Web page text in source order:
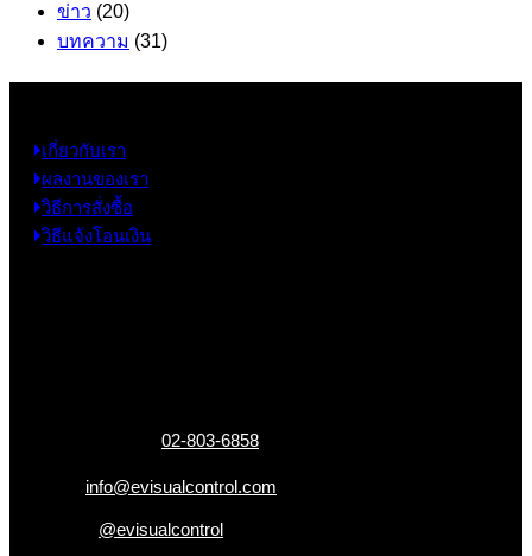
ข่าว (20)
บทความ (31)
เกี่ยวกับเรา
ผลงานของเรา
วิธีการสั่งซื้อ
วิธีแจ้งโอนเงิน
02-803-6858
info@evisualcontrol.com
@evisualcontrol